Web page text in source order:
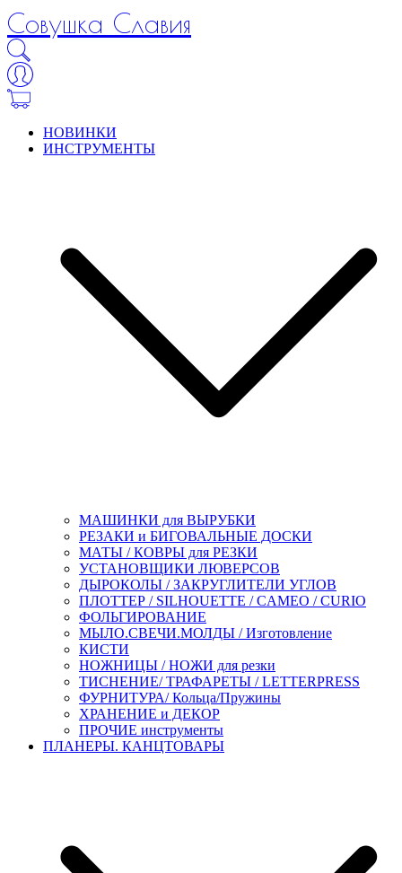
Совушка Славия
НОВИНКИ
ИНСТРУМЕНТЫ
МАШИНКИ для ВЫРУБКИ
РЕЗАКИ и БИГОВАЛЬНЫЕ ДОСКИ
МАТЫ / КОВРЫ для РЕЗКИ
УСТАНОВЩИКИ ЛЮВЕРСОВ
ДЫРОКОЛЫ / ЗАКРУГЛИТЕЛИ УГЛОВ
ПЛОТТЕР / SILHOUETTE / CAMEO / CURIO
ФОЛЬГИРОВАНИЕ
МЫЛО.СВЕЧИ.МОЛДЫ / Изготовление
КИСТИ
НОЖНИЦЫ / НОЖИ для резки
ТИСНЕНИЕ/ ТРАФАРЕТЫ / LETTERPRESS
ФУРНИТУРА/ Кольца/Пружины
ХРАНЕНИЕ и ДЕКОР
ПРОЧИЕ инструменты
ПЛАНЕРЫ. КАНЦТОВАРЫ